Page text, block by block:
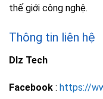
thế giới công nghệ.
Thông tin liên hệ
Dlz Tech
Facebook : https://